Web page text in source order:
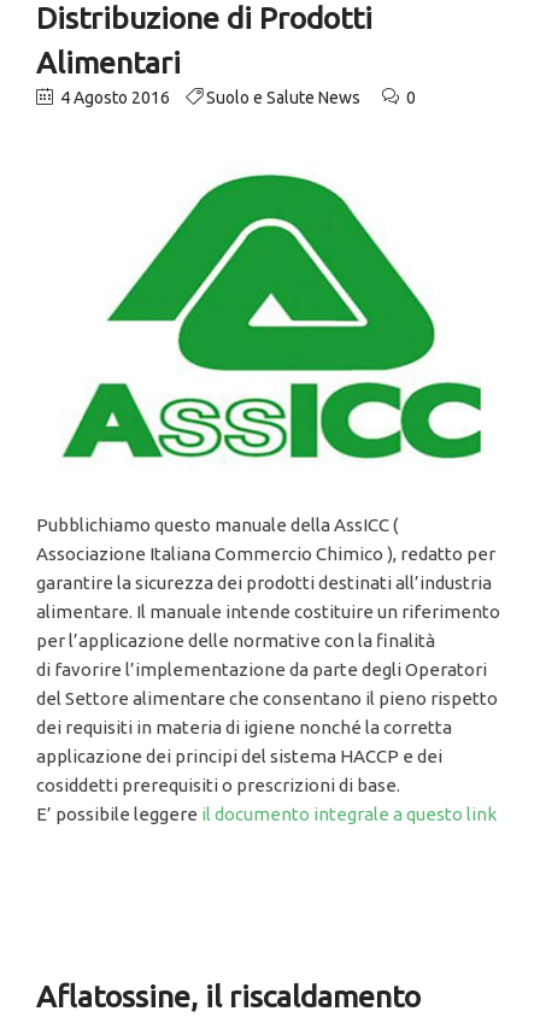
Distribuzione di Prodotti
Alimentari
4 Agosto 2016 Suolo e Salute News 0
Pubblichiamo questo manuale della AssICC (
Associazione Italiana Commercio Chimico ), redatto per
garantire la sicurezza dei prodotti destinati all’industria
alimentare. Il manuale intende costituire un riferimento
per l’applicazione delle normative con la finalità
di favorire l’implementazione da parte degli Operatori
del Settore alimentare che consentano il pieno rispetto
dei requisiti in materia di igiene nonché la corretta
applicazione dei principi del sistema HACCP e dei
cosiddetti prerequisiti o prescrizioni di base.
E’ possibile leggere il documento integrale a questo link
Aflatossine, il riscaldamento